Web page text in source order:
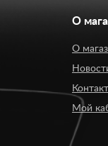
Все
Каждое
О
О
Мой